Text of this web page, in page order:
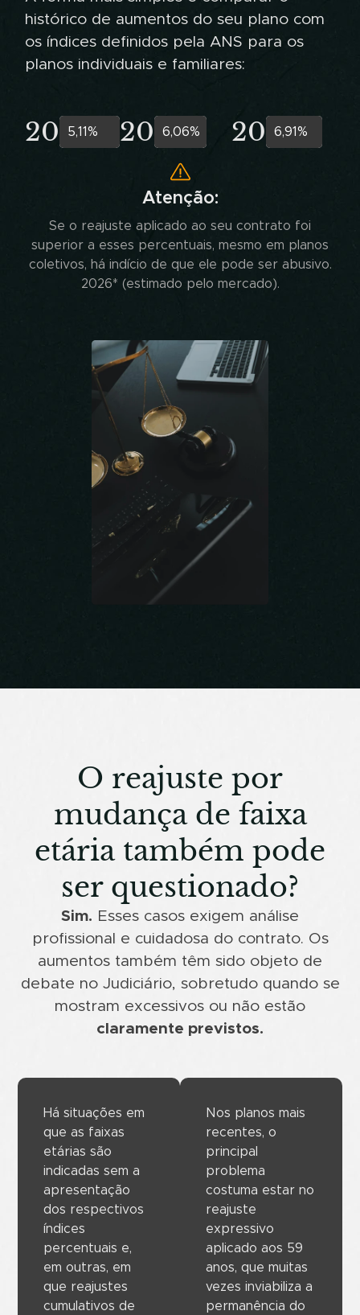
histórico de aumentos do seu plano com
os índices definidos pela ANS para os
planos individuais e familiares:
2026*
5,11% 2025
6,06% 2024
6,91%
Atenção:
Se o reajuste aplicado ao seu contrato foi
superior a esses percentuais, mesmo em planos
coletivos, há indício de que ele pode ser abusivo.
2026* (estimado pelo mercado).
O reajuste por
mudança de faixa
etária também pode
ser questionado?
Sim. Esses casos exigem análise
profissional e cuidadosa do contrato. Os
aumentos também têm sido objeto de
debate no Judiciário, sobretudo quando se
mostram excessivos ou não estão
claramente previstos.
Há situações em
que as faixas
etárias são
indicadas sem a
apresentação
dos respectivos
índices
percentuais e,
em outras, em
que reajustes
cumulativos de
Nos planos mais
recentes, o
principal
problema
costuma estar no
reajuste
expressivo
aplicado aos 59
anos, que muitas
vezes inviabiliza a
permanência do